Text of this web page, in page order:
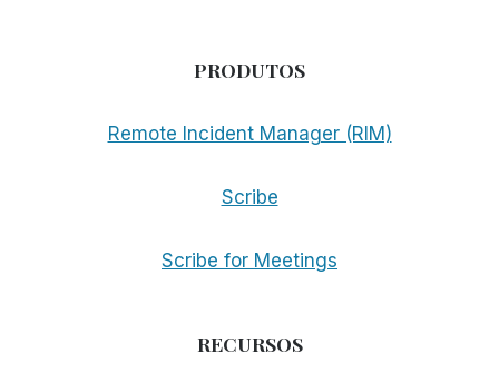
PRODUTOS
Remote Incident Manager (RIM)
Scribe
Scribe for Meetings
RECURSOS